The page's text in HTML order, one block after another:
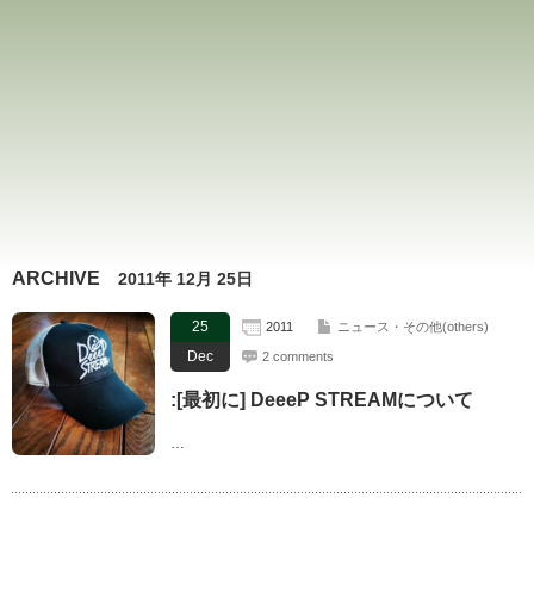
ARCHIVE 2011年 12月 25日
25
Dec
2011 ニュース・その他(others)
2 comments
:[最初に] DeeeP STREAMについて
…